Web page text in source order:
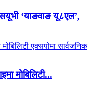
‘याङवाङ यू८एल’,
मोबिलिटी...